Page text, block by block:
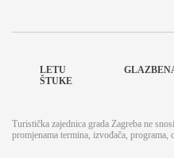
LETU
ŠTUKE
Turistička zajednica grada Zagreba ne
promjenama termina, izvođača, programa,